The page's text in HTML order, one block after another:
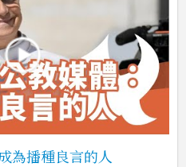
為播種良言的人